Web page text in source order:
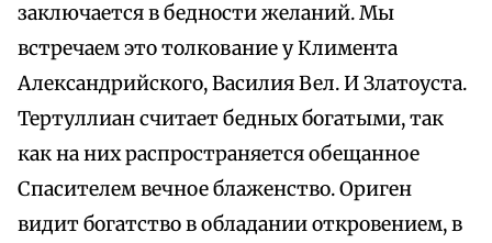
заключается в бедности желаний. Мы
встречаем это толкование у Климента
Александрийского, Василия Вел. И Златоуста.
Тертуллиан считает бедных богатыми, так
как на них распространяется обещанное
Спасителем вечное блаженство. Ориген
видит богатство в обладании откровением, в